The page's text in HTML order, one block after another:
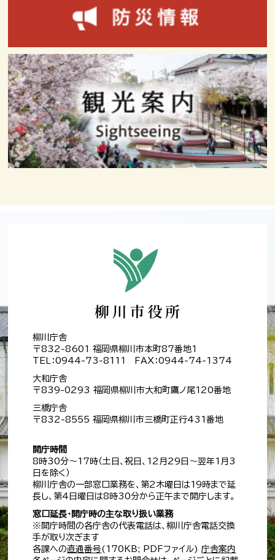
柳川庁舎
〒832-8601 福岡県柳川市本町87番地1
TEL：0944-73-8111 FAX：0944-74-1374
大和庁舎
〒839-0293 福岡県柳川市大和町鷹ノ尾120番地
三橋庁舎
〒832-8555 福岡県柳川市三橋町正行431番地
開庁時間
8時30分～17時（土日、祝日、12月29日～翌年1月3
日を除く）
柳川庁舎の一部窓口業務を、第2木曜日は19時まで延
長し、第4日曜日は8時30分から正午まで開庁します。
窓口延長・開庁時の主な取り扱い業務
※開庁時間の各庁舎の代表電話は、柳川庁舎電話交換
手が取り次ぎます
各課への直通番号(170KB; PDFファイル)庁舎案内